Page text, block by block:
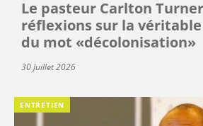
Le pasteur Carlton
réflexions sur la
du mot «décolonisation»
30 Juillet 2026
ENTRETIEN